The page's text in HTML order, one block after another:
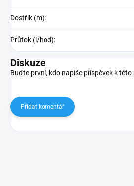
Dostřik (m):
Průtok (l/hod):
Diskuze
Buďte první, kdo napíše příspěvek k této
Přidat komentář